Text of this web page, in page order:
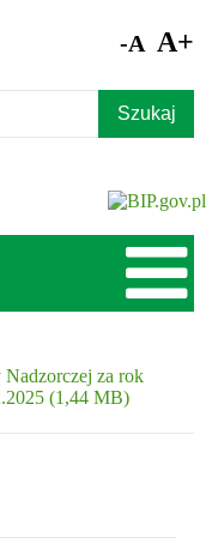
-A A+
Nadzorczej za rok
(1,44 MB)